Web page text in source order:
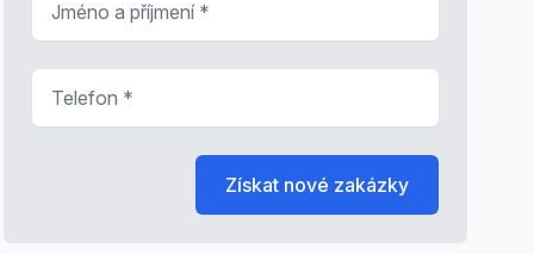
Získat nové zakázky